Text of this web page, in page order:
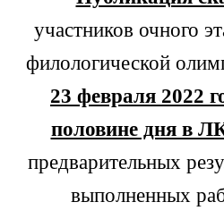
участников очного
23 февраля 2022
половине дня в
предварительных
выполненных